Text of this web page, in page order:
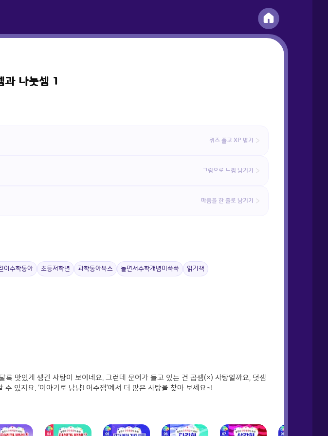
과 나눗셈 1
퀴즈 풀고 XP 받기
그림으로 느낌 남기기
마음을 한 줄로 남기기
이수학동아 초등저학년 과학동아북스 놀면서수학개념이쑥쑥 읽기책
록 맛있게 생긴 사탕이 보이네요. 그런데 문어가 들고 있는 건 곱셈(×) 사탕일까요, 덧셈
있지요. ‘이야기로 남냠! 어수잼’에서 더 많은 사탕을 찾아 보세요~!